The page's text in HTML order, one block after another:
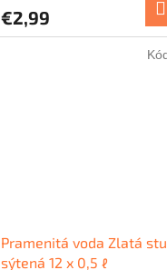
€2,99
Pramenitá voda Zlatá
sýtená 12 x 0,5 ℓ